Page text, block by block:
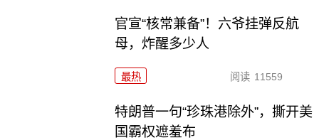
官宣“核常兼备”！六爷挂弹反航
母，炸醒多少人
最热 阅读 11559
特朗普一句“珍珠港除外”，撕开美
国霸权遮羞布